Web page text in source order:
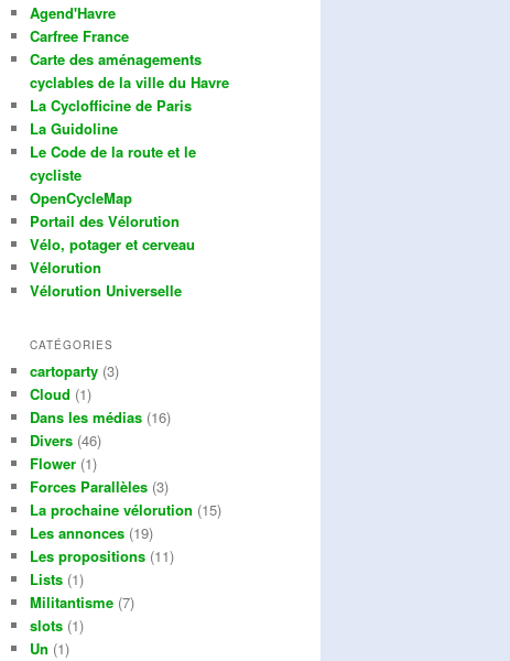
Agend'Havre
Carfree France
Carte des aménagements
cyclables de la ville du Havre
La Cyclofficine de Paris
La Guidoline
Le Code de la route et le
cycliste
OpenCycleMap
Portail des Vélorution
Vélo, potager et cerveau
Vélorution
Vélorution Universelle
CATÉGORIES
cartoparty (3)
Cloud (1)
Dans les médias (16)
Divers (46)
Flower (1)
Forces Parallèles (3)
La prochaine vélorution (15)
Les annonces (19)
Les propositions (11)
Lists (1)
Militantisme (7)
slots (1)
Un (1)